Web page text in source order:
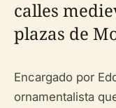
calles
plazas de
Encargado por
ornamentalista